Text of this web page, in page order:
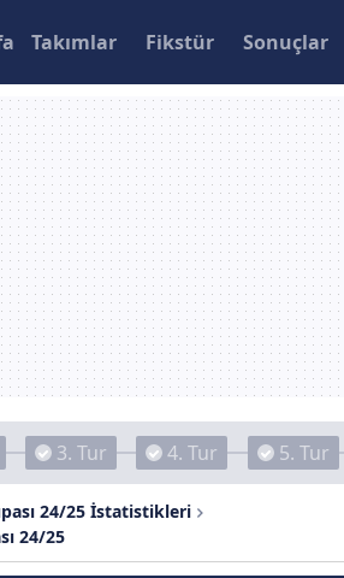
Takımlar Fikstür Sonuçlar
3. Tur 4. Tur 5. Tur
24/25 İstatistikleri
24/25